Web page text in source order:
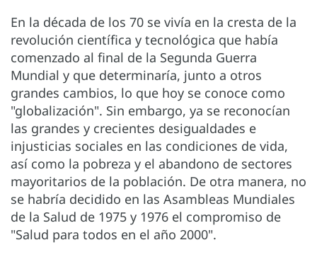
En la década de los 70 se vivía en la cresta de la
revolución científica y tecnológica que había
comenzado al final de la Segunda Guerra
Mundial y que determinaría, junto a otros
grandes cambios, lo que hoy se conoce como
"globalización". Sin embargo, ya se reconocían
las grandes y crecientes desigualdades e
injusticias sociales en las condiciones de vida,
así como la pobreza y el abandono de sectores
mayoritarios de la población. De otra manera, no
se habría decidido en las Asambleas Mundiales
de la Salud de 1975 y 1976 el compromiso de
"Salud para todos en el año 2000".